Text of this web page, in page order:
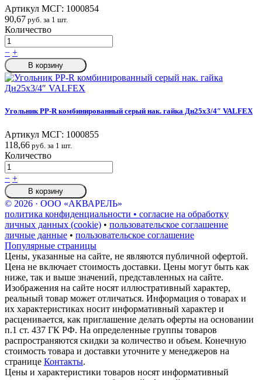
Артикул МСГ: 1000854
90,67 руб. за 1 шт.
Количество
− +
В корзину
Угольник PP-R комбинированный серый нак. гайка Дн25х3/4″ VALFEX
Артикул МСГ: 1000855
118,66 руб. за 1 шт.
Количество
− +
В корзину
© 2026 · ООО «АКВАРЕЛЬ»
политика конфиденциальности • согласие на обработку
личных данных (cookie) • пользовательское соглашение
личные данные • пользовательское соглашение
Популярные страницы
Цены, указанные на сайте, не являются публичной офертой.
Цена не включает стоимость доставки. Цены могут быть как
ниже, так и выше значений, представленных на сайте.
Изображения на сайте носят иллюстративный характер,
реальный товар может отличаться. Информация о товарах и
их характеристиках носит информативный характер и
расценивается, как приглашение делать оферты на основании
п.1 ст. 437 ГК РФ. На определенные группы товаров
распространяются скидки за количество и объем. Конечную
стоимость товара и доставки уточните у менеджеров на
странице Контакты.
Цены и характеристики товаров носят информативный